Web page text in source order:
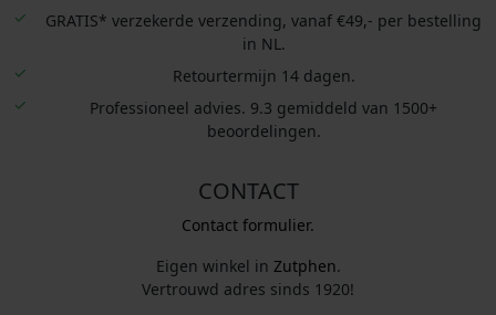
GRATIS* verzekerde verzending, vanaf €49,- per bestelling
in NL.
Retourtermijn 14 dagen.
Professioneel advies. 9.3 gemiddeld van 1500+
beoordelingen.
CONTACT
Contact formulier.
Eigen winkel in Zutphen.
Vertrouwd adres sinds 1920!